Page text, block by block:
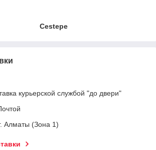
Cestepe
курьерской службой "до двери"
Алматы (Зона 1)